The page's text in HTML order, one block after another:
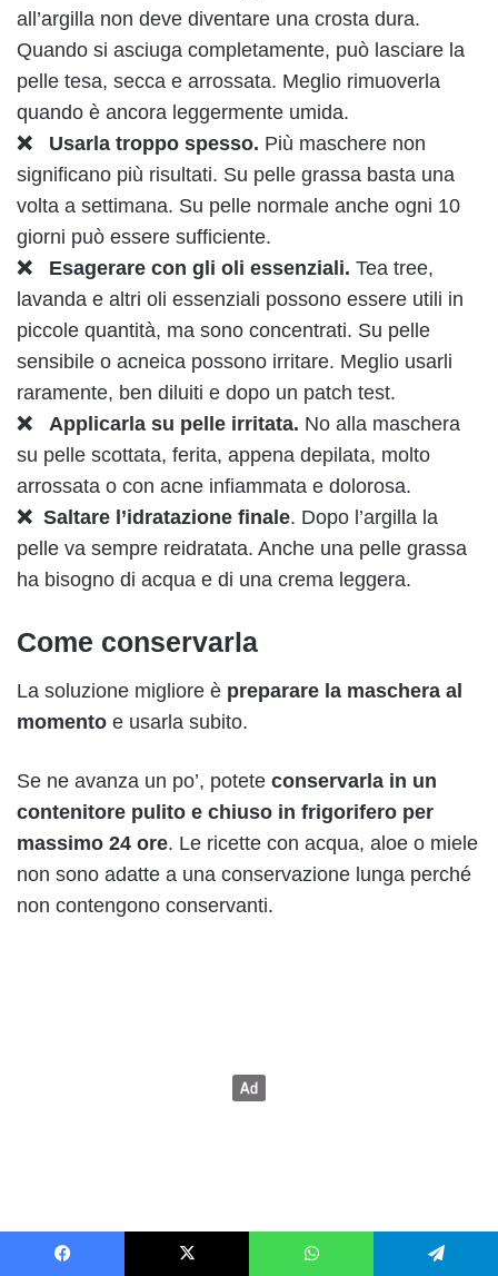
all’argilla non deve diventare una crosta dura.
Quando si asciuga completamente, può lasciare la
pelle tesa, secca e arrossata. Meglio rimuoverla
quando è ancora leggermente umida.
❌ Usarla troppo spesso. Più maschere non
significano più risultati. Su pelle grassa basta una
volta a settimana. Su pelle normale anche ogni 10
giorni può essere sufficiente.
❌ Esagerare con gli oli essenziali. Tea tree,
lavanda e altri oli essenziali possono essere utili in
piccole quantità, ma sono concentrati. Su pelle
sensibile o acneica possono irritare. Meglio usarli
raramente, ben diluiti e dopo un patch test.
❌ Applicarla su pelle irritata. No alla maschera
su pelle scottata, ferita, appena depilata, molto
arrossata o con acne infiammata e dolorosa.
❌ Saltare l’idratazione finale. Dopo l’argilla la
pelle va sempre reidratata. Anche una pelle grassa
ha bisogno di acqua e di una crema leggera.
Come conservarla
La soluzione migliore è preparare la maschera al
momento e usarla subito.
Se ne avanza un po’, potete conservarla in un
contenitore pulito e chiuso in frigorifero per
massimo 24 ore. Le ricette con acqua, aloe o miele
non sono adatte a una conservazione lunga perché
non contengono conservanti.